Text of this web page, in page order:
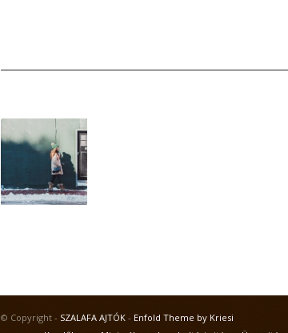
© Copyright - SZALAFA AJTÓK - Enfold Theme by Kriesi